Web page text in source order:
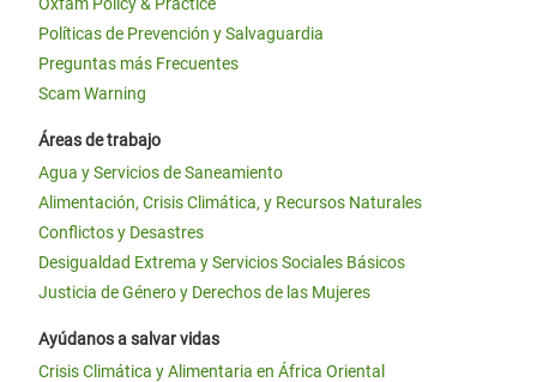
Políticas de Prevención y Salvaguardia
Preguntas más Frecuentes
Scam Warning
Áreas de trabajo
Agua y Servicios de Saneamiento
Alimentación, Crisis Climática, y Recursos Naturales
Conflictos y Desastres
Desigualdad Extrema y Servicios Sociales Básicos
Justicia de Género y Derechos de las Mujeres
Ayúdanos a salvar vidas
Crisis Climática y Alimentaria en África Oriental